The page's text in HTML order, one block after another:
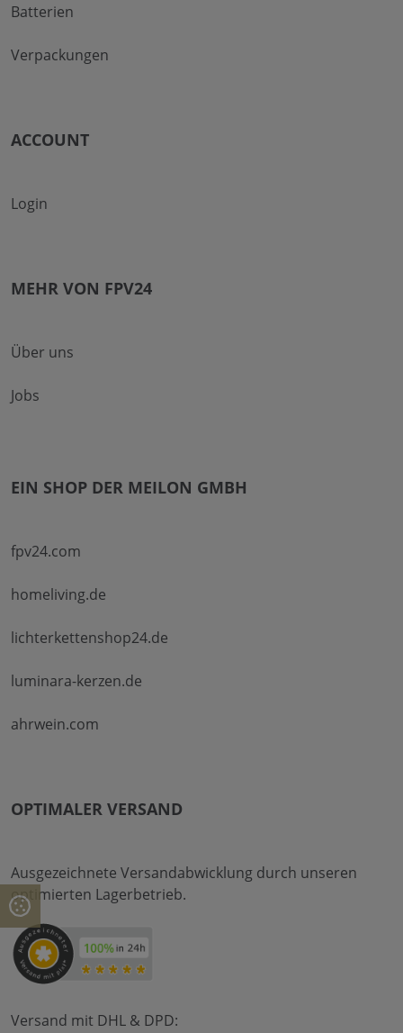
Batterien
Verpackungen
ACCOUNT
Login
MEHR VON FPV24
Über uns
Jobs
EIN SHOP DER MEILON GMBH
fpv24.com
homeliving.de
lichterkettenshop24.de
luminara-kerzen.de
ahrwein.com
OPTIMALER VERSAND
Ausgezeichnete Versandabwicklung durch unseren
optimierten Lagerbetrieb.
Versand mit DHL & DPD: